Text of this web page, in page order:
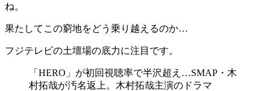
ね。
果たしてこの窮地をどう乗り越えるのか…
フジテレビの土壇場の底力に注目です。
「HERO」が初回視聴率で半沢超え…SMAP・木
村拓哉が汚名返上。木村拓哉主演のドラマ